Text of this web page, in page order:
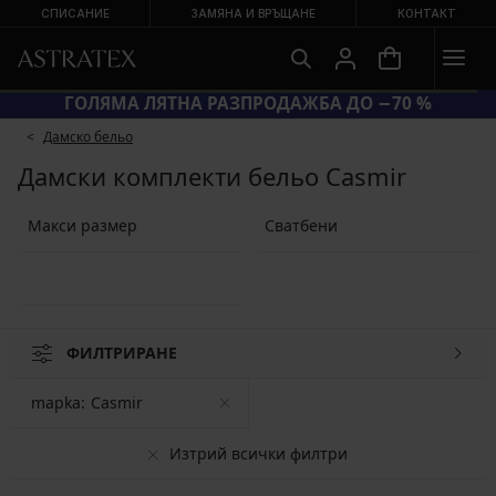
СПИСАНИЕ ЗАМЯНА И ВРЪЩАНЕ КОНТАКТ
ГОЛЯМА ЛЯТНА РАЗПРОДАЖБА ДО −70 %
Дамско бельо
Дамски комплекти бельо Casmir
Макси размер Сватбени
ФИЛТРИРАНЕ
Изтрий всички филтри
mapka: Casmir